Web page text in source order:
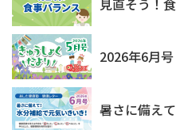
2026年6月
暑さに備え